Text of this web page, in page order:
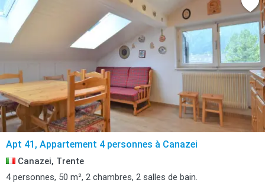
Apt 41, Appartement 4 personnes à Canazei
Canazei, Trente
4 personnes, 50 m², 2 chambres, 2 salles de bain.